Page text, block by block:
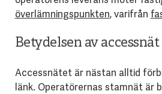
överlämningspunkten, varifrån
Betydelsen av accessnät
Accessnätet är nästan alltid
länk. Operatörernas stamnät är